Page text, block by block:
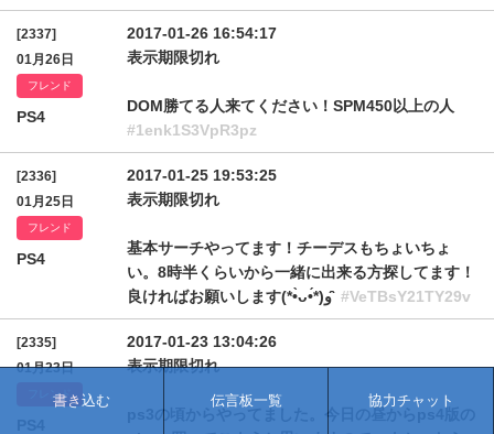
[2337]
01月26日
フレンド
PS4
2017-01-26 16:54:17
表示期限切れ
DOM勝てる人来てください！SPM450以上の人
#1enk1S3VpR3pz
[2336]
01月25日
フレンド
PS4
2017-01-25 19:53:25
表示期限切れ
基本サーチやってます！チーデスもちょいちょ
い。8時半くらいから一緒に出来る方探してます！
良ければお願いします(*•̀ᴗ•́*)و ̑̑ #VeTBsY21TY29v
[2335]
01月23日
フレンド
2017-01-23 13:04:26
表示期限切れ
書き込む 伝言板一覧 協力チャット